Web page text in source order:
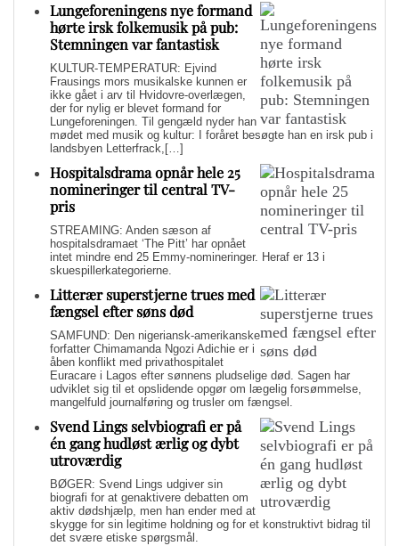
Lungeforeningens nye formand
hørte irsk folkemusik på pub:
Stemningen var fantastisk
KULTUR-TEMPERATUR: Ejvind
Frausings mors musikalske kunnen er
ikke gået i arv til Hvidovre-overlægen,
der for nylig er blevet formand for
Lungeforeningen. Til gengæld nyder han
mødet med musik og kultur: I foråret besøgte han en irsk pub i
landsbyen Letterfrack,[…]
Hospitalsdrama opnår hele 25
nomineringer til central TV-
pris
STREAMING: Anden sæson af
hospitalsdramaet ‘The Pitt’ har opnået
intet mindre end 25 Emmy-nomineringer. Heraf er 13 i
skuespillerkategorierne.
Litterær superstjerne trues med
fængsel efter søns død
SAMFUND: Den nigeriansk-amerikanske
forfatter Chimamanda Ngozi Adichie er i
åben konflikt med privathospitalet
Euracare i Lagos efter sønnens pludselige død. Sagen har
udviklet sig til et opslidende opgør om lægelig forsømmelse,
mangelfuld journalføring og trusler om fængsel.
Svend Lings selvbiografi er på
én gang hudløst ærlig og dybt
utroværdig
BØGER: Svend Lings udgiver sin
biografi for at genaktivere debatten om
aktiv dødshjælp, men han ender med at
skygge for sin legitime holdning og for et konstruktivt bidrag til
det svære etiske spørgsmål.